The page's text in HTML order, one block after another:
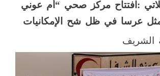
:افتتاح مركز صحي “أم عوني
عرسا في ظل شح الإمكانيات
الشريف